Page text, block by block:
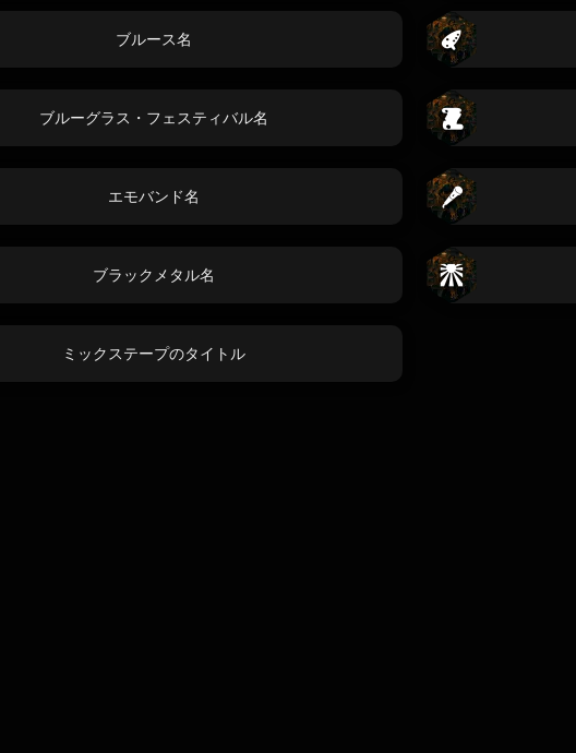
ブルース名
ブルーグラス・フェスティバル名
エモバンド名
ブラックメタル名
ミックステープのタイトル